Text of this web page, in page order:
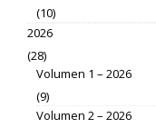
(10)
2026
(28)
Volumen 1 – 2026
(9)
Volumen 2 – 2026